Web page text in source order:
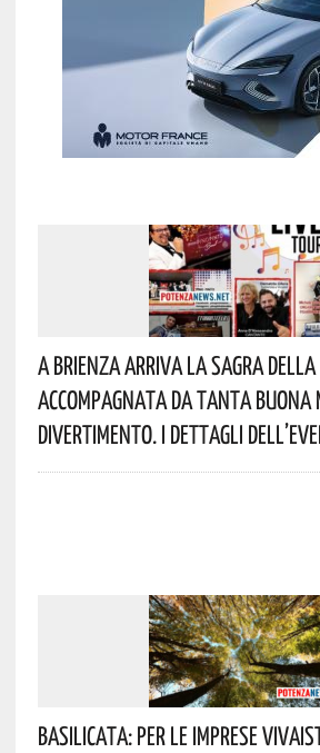
A Brienza Arriva La Sagra
Accompagnata Da Tanta Buona
Divertimento. I Dettagli
Basilicata: Per Le Imprese